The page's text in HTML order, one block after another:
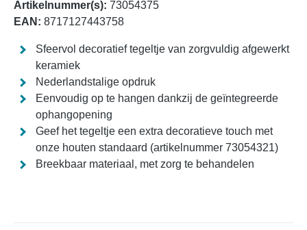
Artikelnummer(s): 73054375
EAN: 8717127443758
Sfeervol decoratief tegeltje van zorgvuldig afgewerkt
keramiek
Nederlandstalige opdruk
Eenvoudig op te hangen dankzij de geïntegreerde
ophangopening
Geef het tegeltje een extra decoratieve touch met
onze houten standaard (artikelnummer 73054321)
Breekbaar materiaal, met zorg te behandelen